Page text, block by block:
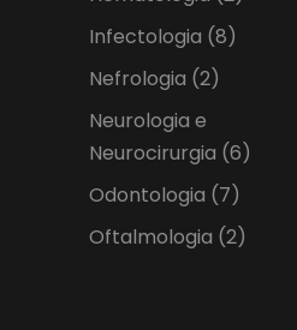
Infectologia (8)
Nefrologia (2)
Neurologia e
Neurocirurgia (6)
Odontologia (7)
Oftalmologia (2)